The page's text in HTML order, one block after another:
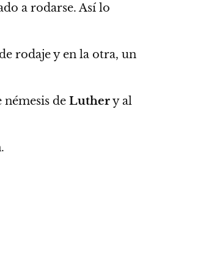
a rodarse. Así lo
rodaje y en la otra, un
de Luthery al